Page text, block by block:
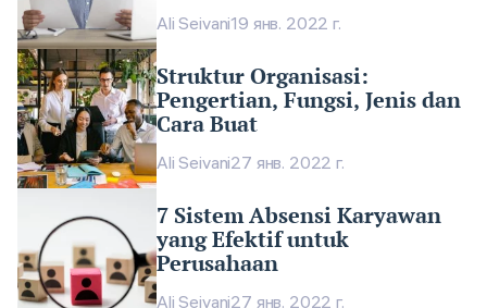
Ali Seivani19 янв. 2022 г.
Struktur Organisasi:
Pengertian, Fungsi, Jenis dan
Cara Buat
Ali Seivani27 янв. 2022 г.
7 Sistem Absensi Karyawan
yang Efektif untuk
Perusahaan
Ali Seivani27 янв. 2022 г.